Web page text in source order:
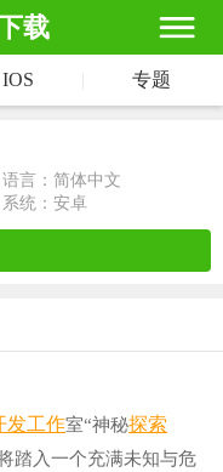
载
IOS 专题
语言：简体中文
系统：安卓
发工作室“神秘探索
踏入一个充满未知与危